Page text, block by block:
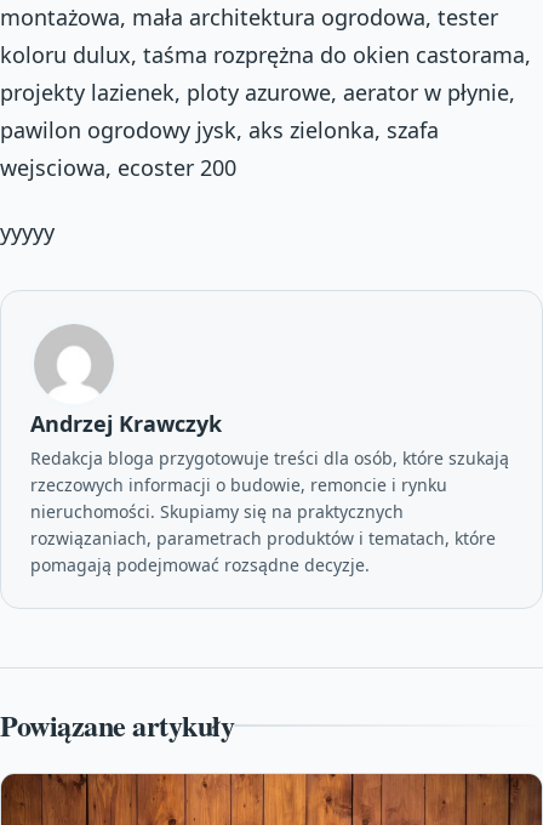
montażowa, mała architektura ogrodowa, tester
koloru dulux, taśma rozprężna do okien castorama,
projekty lazienek, ploty azurowe, aerator w płynie,
pawilon ogrodowy jysk, aks zielonka, szafa
wejsciowa, ecoster 200
yyyyy
Andrzej Krawczyk
Redakcja bloga przygotowuje treści dla osób, które szukają
rzeczowych informacji o budowie, remoncie i rynku
nieruchomości. Skupiamy się na praktycznych
rozwiązaniach, parametrach produktów i tematach, które
pomagają podejmować rozsądne decyzje.
Powiązane artykuły